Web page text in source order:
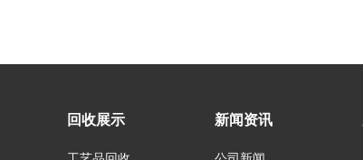
回收展示 新闻资讯